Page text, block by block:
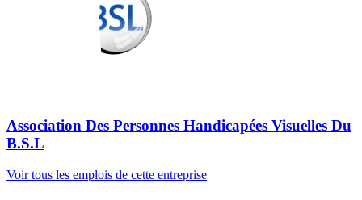
Association Des Personnes Handicapées Visuelles Du
B.S.L
Voir tous les emplois de cette entreprise